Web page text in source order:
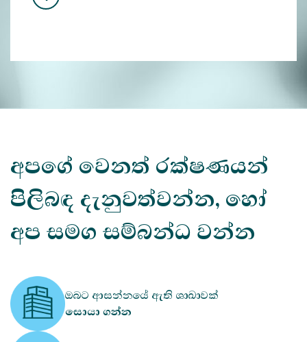
අපගේ වෙනත් රක්ෂණයන්
පිලිබඳ දැනුවත්වන්න, හෝ
අප සමග සම්බන්ධ වන්න
ඔබට ආසන්නයේ ඇති ශාඛාවක්
සොයා ගන්න